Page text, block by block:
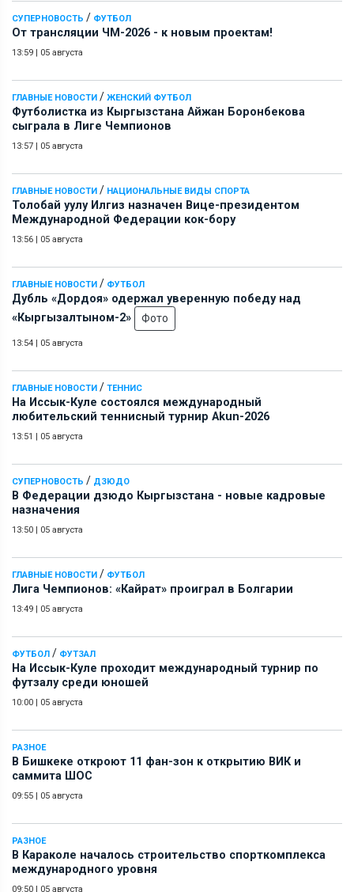
СУПЕРНОВОСТЬ / ФУТБОЛ
От трансляции ЧМ-2026 - к новым проектам!
13:59 | 05 августа
ГЛАВНЫЕ НОВОСТИ / ЖЕНСКИЙ ФУТБОЛ
Футболистка из Кыргызстана Айжан Боронбекова
сыграла в Лиге Чемпионов
13:57 | 05 августа
ГЛАВНЫЕ НОВОСТИ / НАЦИОНАЛЬНЫЕ ВИДЫ СПОРТА
Толобай уулу Илгиз назначен Вице-президентом
Международной Федерации кок-бору
13:56 | 05 августа
ГЛАВНЫЕ НОВОСТИ / ФУТБОЛ
Дубль «Дордоя» одержал уверенную победу над
«Кыргызалтыном-2»
Фото
13:54 | 05 августа
ГЛАВНЫЕ НОВОСТИ / ТЕННИС
На Иссык-Куле состоялся международный
любительский теннисный турнир Akun-2026
13:51 | 05 августа
СУПЕРНОВОСТЬ / ДЗЮДО
В Федерации дзюдо Кыргызстана - новые кадровые
назначения
13:50 | 05 августа
ГЛАВНЫЕ НОВОСТИ / ФУТБОЛ
Лига Чемпионов: «Кайрат» проиграл в Болгарии
13:49 | 05 августа
ФУТБОЛ / ФУТЗАЛ
На Иссык-Куле проходит международный турнир по
футзалу среди юношей
10:00 | 05 августа
РАЗНОЕ
В Бишкеке откроют 11 фан-зон к открытию ВИК и
саммита ШОС
09:55 | 05 августа
РАЗНОЕ
В Караколе началось строительство спорткомплекса
международного уровня
09:50 | 05 августа